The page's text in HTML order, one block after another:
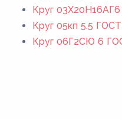
Круг
Круг 05кп 5.5
Круг 06Г2СЮ 6